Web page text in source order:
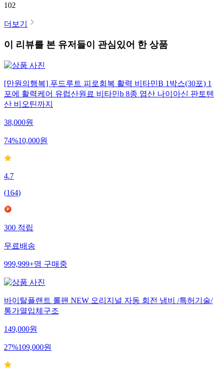
102
더보기
이 리뷰를 본 유저들이 관심있어 한 상품
[만원의행복] 푸드루트 피로회복 활력 비타민B 1박스(30포) 1
포에 활력케어 유럽산원료 비타민b 8종 엽산 나이아신 판토텐
산 비오틴까지
38,000원
74%10,000원
4.7
(164)
300 적립
무료배송
999,999+명 구매중
바이탈플랜트 롤팬 NEW 오리지널 자동 회전 냄비 /특허기술/
통가열입체구조
149,000원
27%109,000원